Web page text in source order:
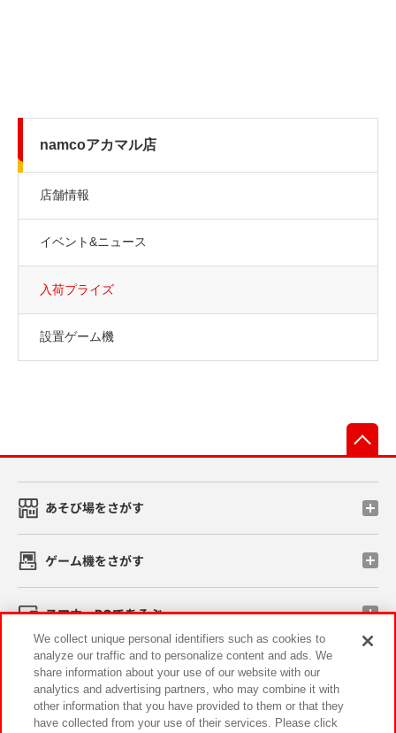
namcoアカマル店
店舗情報
イベント&ニュース
入荷プライズ
設置ゲーム機
あそび場をさがす
ゲーム機をさがす
スマホ・PCであそぶ
イベント・キャンペーン
We collect unique personal identifiers such as cookies to
analyze our traffic and to personalize content and ads. We
share information about your use of our website with our
analytics and advertising partners, who may combine it with
other information that you have provided to them or that they
have collected from your use of their services. Please click